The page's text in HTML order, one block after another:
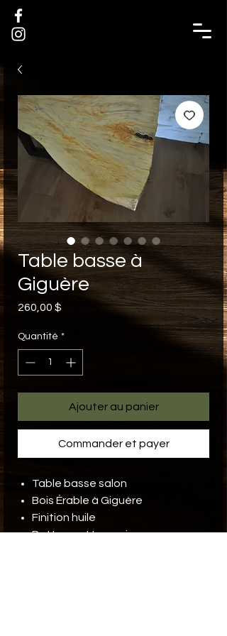
Table basse à
Giguère
260,00 $
Quantité *
Ajouter au panier
Commander et payer
Table basse salon
Bois Érable à Giguère
Finition huile
Pattes enUen acier